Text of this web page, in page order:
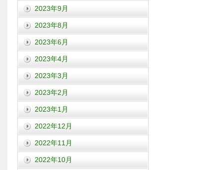
2023年9月
2023年8月
2023年6月
2023年4月
2023年3月
2023年2月
2023年1月
2022年12月
2022年11月
2022年10月